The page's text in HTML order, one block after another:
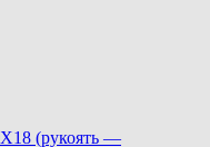
(рукоять —